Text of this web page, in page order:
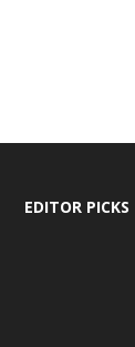
EDITOR PICKS